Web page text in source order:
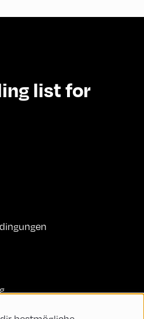
list for